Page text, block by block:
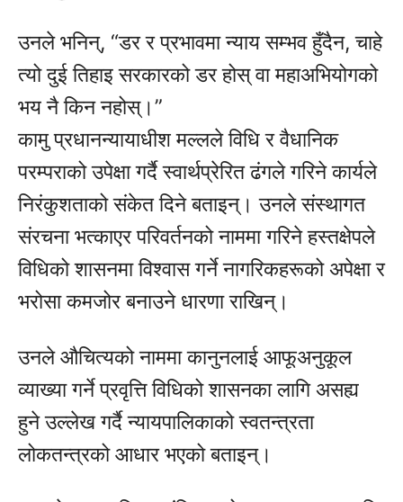
उनले भनिन्, “डर र प्रभावमा न्याय सम्भव हुँदैन, चाहे
त्यो दुई तिहाइ सरकारको डर होस् वा महाअभियोगको
भय नै किन नहोस्।”
कामु प्रधानन्यायाधीश मल्लले विधि र वैधानिक
परम्पराको उपेक्षा गर्दै स्वार्थप्रेरित ढंगले गरिने कार्यले
निरंकुशताको संकेत दिने बताइन्। उनले संस्थागत
संरचना भत्काएर परिवर्तनको नाममा गरिने हस्तक्षेपले
विधिको शासनमा विश्वास गर्ने नागरिकहरूको अपेक्षा र
भरोसा कमजोर बनाउने धारणा राखिन्।
उनले औचित्यको नाममा कानुनलाई आफूअनुकूल
व्याख्या गर्ने प्रवृत्ति विधिको शासनका लागि असह्य
हुने उल्लेख गर्दै न्यायपालिकाको स्वतन्त्रता
लोकतन्त्रको आधार भएको बताइन्।